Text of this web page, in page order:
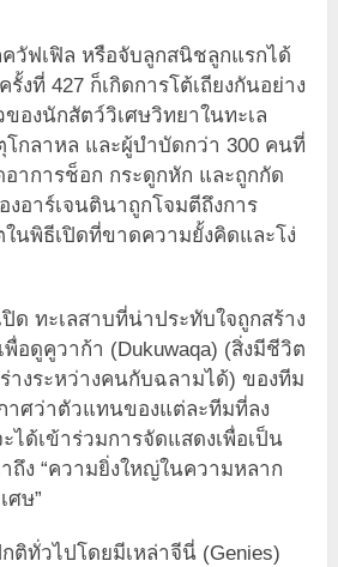
วัฟเฟิล หรือจับลูกสนิชลูกแรกได้
งที่ 427 ก็เกิดการโต้เถียงกันอย่าง
องนักสัตว์วิเศษวิทยาในทะเล
โกลาหล และผู้บำบัดกว่า 300 คนที่
อาการช็อก กระดูกหัก และถูกกัด
งอาร์เจนตินาถูกโจมตีถึงการ
นพิธีเปิดที่ขาดความยั้งคิดและโง่
ด ทะเลสาบที่น่าประทับใจถูกสร้าง
พื่อดูคูวาก้า (Dukuwaqa) (สิ่งมีชีวิต
างระหว่างคนกับฉลามได้) ของทีม
าศว่าตัวแทนของแต่ละทีมที่ลง
ได้เข้าร่วมการจัดแสดงเพื่อเป็น
ง “ความยิ่งใหญ่ในความหลาก
ศษ”
ติทั่วไปโดยมีเหล่าจีนี่ (Genies)